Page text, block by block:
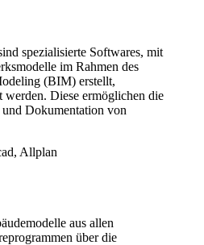
spezialisierte Softwares, mit
im Rahmen des
(BIM) erstellt,
werden. Diese ermöglichen die
Dokumentation von
Allplan
aus allen
über die